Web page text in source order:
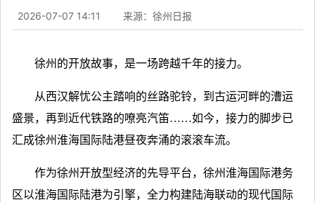
2026-07-07 14:11 来源：徐州日报
徐州的开放故事，是一场跨越千年的接力。
从西汉解忧公主踏响的丝路驼铃，到古运河畔的漕运
盛景，再到近代铁路的嘹亮汽笛……如今，接力的脚步已
汇成徐州淮海国际陆港昼夜奔涌的滚滚车流。
作为徐州开放型经济的先导平台，徐州淮海国际港务
区以淮海国际陆港为引擎，全力构建陆海联动的现代国际